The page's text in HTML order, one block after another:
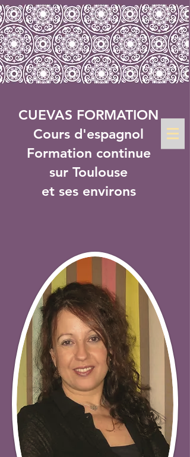
CUEVAS FORMATION
Cours d'espagnol
Formation continue
sur Toulouse
et ses environs